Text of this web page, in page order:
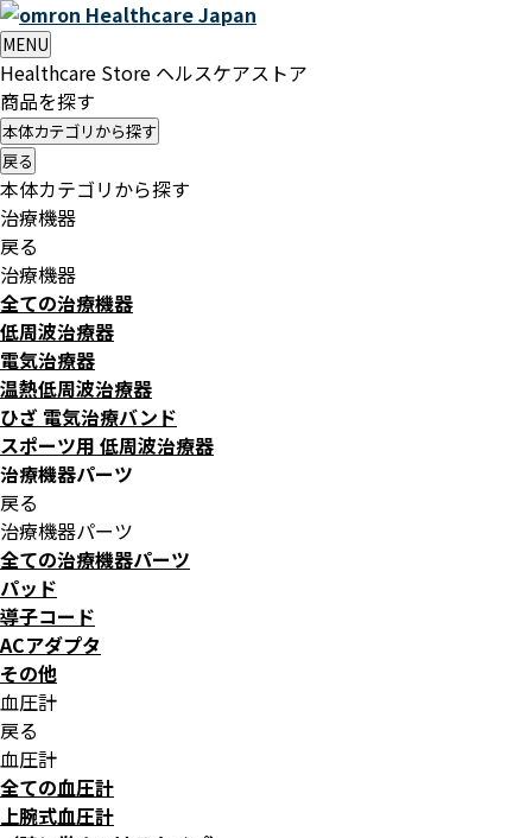
HealthcareJapan
MENU
Healthcare Store ヘルスケアストア
商品を探す
本体カテゴリから探す
戻る
本体カテゴリから探す
治療機器
戻る
治療機器
全ての治療機器
低周波治療器
電気治療器
温熱低周波治療器
ひざ 電気治療バンド
スポーツ用 低周波治療器
治療機器パーツ
戻る
治療機器パーツ
全ての治療機器パーツ
パッド
導子コード
ACアダプタ
その他
血圧計
戻る
血圧計
全ての血圧計
上腕式血圧計